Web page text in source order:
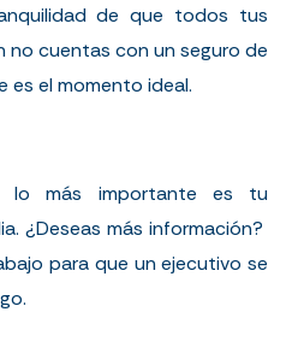
de que todos tus
no cuentas con un seguro de
es el momento ideal.
lo más importante es tu
¿Deseas más información?
para que un ejecutivo se